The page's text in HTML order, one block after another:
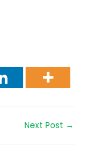
Next Post →